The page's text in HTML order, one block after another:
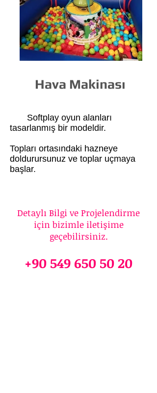
Hava Makinası
Softplay oyun alanları
tasarlanmış bir modeldir.
Topları ortasındaki hazneye
doldurursunuz ve toplar uçmaya
başlar.
Detaylı Bilgi ve Projelendirme
için bizimle iletişime
geçebilirsiniz.
+90 549 650 50 20